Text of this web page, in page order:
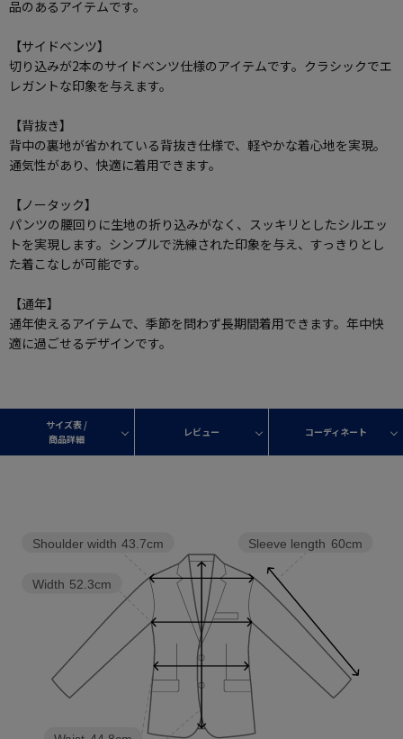
品のあるアイテムです。
【サイドベンツ】
切り込みが2本のサイドベンツ仕様のアイテムです。クラシックでエ
レガントな印象を与えます。
【背抜き】
背中の裏地が省かれている背抜き仕様で、軽やかな着心地を実現。
通気性があり、快適に着用できます。
【ノータック】
パンツの腰回りに生地の折り込みがなく、スッキリとしたシルエッ
トを実現します。シンプルで洗練された印象を与え、すっきりとし
た着こなしが可能です。
【通年】
通年使えるアイテムで、季節を問わず長期間着用できます。年中快
適に過ごせるデザインです。
サイズ表 /
商品詳細
レビュー コーディネート
Sleeve length 60cm
Width 52.3cm
Shoulder width 43.7cm